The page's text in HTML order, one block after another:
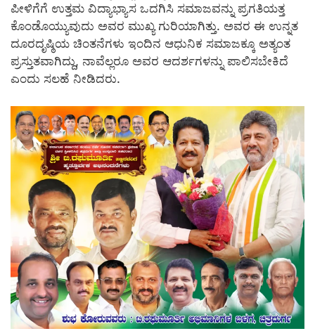
ಪೀಳಿಗೆಗೆ ಉತ್ತಮ ವಿದ್ಯಾಭ್ಯಾಸ ಒದಗಿಸಿ ಸಮಾಜವನ್ನು ಪ್ರಗತಿಯತ್ತ
ಕೊಂಡೊಯ್ಯುವುದು ಅವರ ಮುಖ್ಯ ಗುರಿಯಾಗಿತ್ತು. ಅವರ ಈ ಉನ್ನತ
ದೂರದೃಷ್ಠಿಯ ಚಿಂತನೆಗಳು ಇಂದಿನ ಆಧುನಿಕ ಸಮಾಜಕ್ಕೂ ಅತ್ಯಂತ
ಪ್ರಸ್ತುತವಾಗಿದ್ದು, ನಾವೆಲ್ಲರೂ ಅವರ ಆದರ್ಶಗಳನ್ನು ಪಾಲಿಸಬೇಕಿದೆ
ಎಂದು ಸಲಹೆ ನೀಡಿದರು.